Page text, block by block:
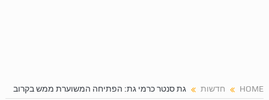
HOME חדשות גת סנטר כרמי גת: הפתיחה המשוערת ממש בקרוב